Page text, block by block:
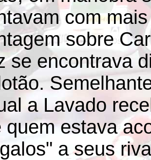
com
sobre
se encontrava
a Lavado
quem estava
a seus